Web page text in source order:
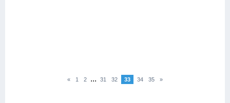
« 1 2 ... 31 32 33 34 35 »